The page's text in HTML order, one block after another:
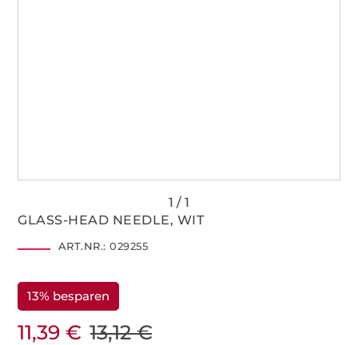
GLASS-HEAD NEEDLE, WIT
ART.NR.: 029255
13% besparen
11,39 € 13,12 €